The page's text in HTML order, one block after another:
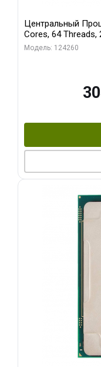
Центральный
Cores, 64 Threads,
270W OEM
Модель: 124260